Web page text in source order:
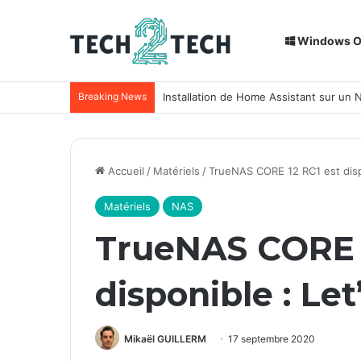
Windows
Breaking News Installation de Home Assistant sur un
Accueil / Matériels /TrueNAS CORE 12 RC1 est
Matériels NAS
TrueNAS CORE
disponible :
Mikaël GUILLERM 17 septembre 2020